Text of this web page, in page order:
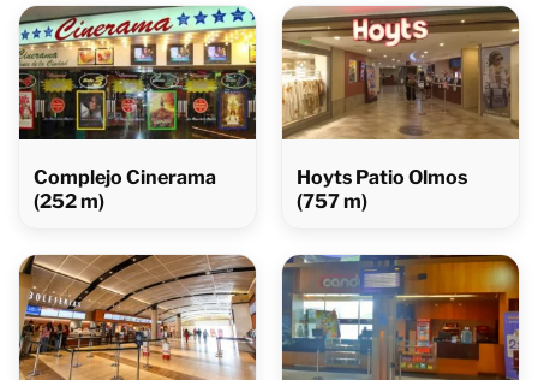
Complejo Cinerama
(252 m)
Hoyts Patio Olmos
(757 m)